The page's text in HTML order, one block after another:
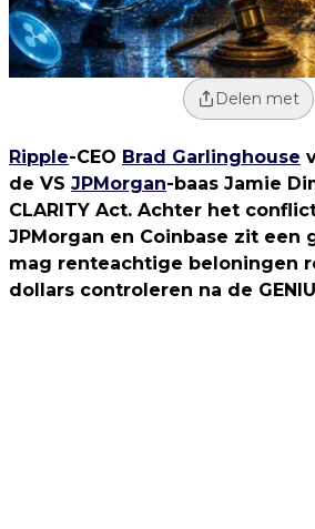
Delen met
Ripple-CEO Brad Garlinghouse
de VS JPMorgan-baas Jamie
CLARITY Act. Achter het
JPMorgan en Coinbase zit een
mag renteachtige beloningen
dollars controleren na de